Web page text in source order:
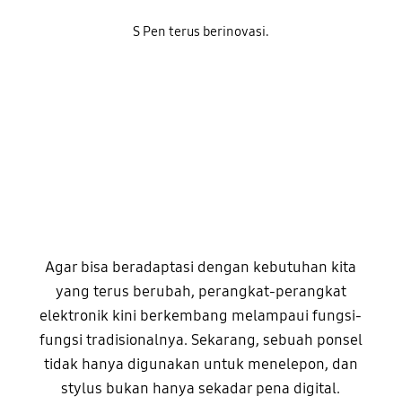
S Pen terus berinovasi.
Agar bisa beradaptasi dengan kebutuhan kita
yang terus berubah, perangkat-perangkat
elektronik kini berkembang melampaui fungsi-
fungsi tradisionalnya. Sekarang, sebuah ponsel
tidak hanya digunakan untuk menelepon, dan
stylus bukan hanya sekadar pena digital.